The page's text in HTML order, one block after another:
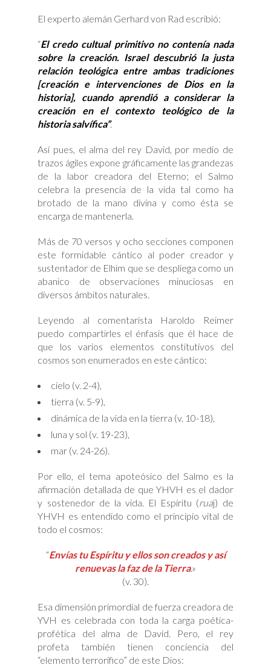
El experto alemán Gerhard von Rad escribió:
“El credo cultual primitivo no contenía nada
sobre la creación. Israel descubrió la justa
relación teológica entre ambas tradiciones
[creación e intervenciones de Dios en la
historia], cuando aprendió a considerar la
creación en el contexto teológico de la
historia salvífica”.
Así pues, el alma del rey David, por medio de
trazos ágiles expone gráficamente las grandezas
de la labor creadora del Eterno; el Salmo
celebra la presencia de la vida tal como ha
brotado de la mano divina y como ésta se
encarga de mantenerla.
Más de 70 versos y ocho secciones componen
este formidable cántico al poder creador y
sustentador de Elhim que se despliega como un
abanico de observaciones minuciosas en
diversos ámbitos naturales.
Leyendo al comentarista Haroldo Reimer
puedo compartirles el énfasis que él hace de
que los varios elementos constitutivos del
cosmos son enumerados en este cántico:
cielo (v. 2-4),
tierra (v. 5-9),
dinámica de la vida en la tierra (v. 10-18),
luna y sol (v. 19-23),
mar (v. 24-26).
Por ello, el tema apoteósico del Salmo es la
afirmación detallada de que YHVH es el dador
y sostenedor de la vida. El Espíritu (ruaj) de
YHVH es entendido como el principio vital de
todo el cosmos:
“Envías tu Espíritu y ellos son creados y así
renuevas la faz de la Tierra.»
(v. 30).
Esa dimensión primordial de fuerza creadora de
YVH es celebrada con toda la carga poética-
profética del alma de David. Pero, el rey
profeta también tienen conciencia del
“elemento terrorífico” de este Dios: